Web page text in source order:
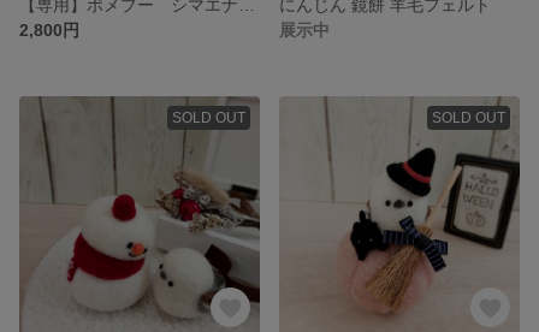
2,800円
にんじん 鏡餅 羊毛フェルト
展示中
SOLD OUT SOLD OUT